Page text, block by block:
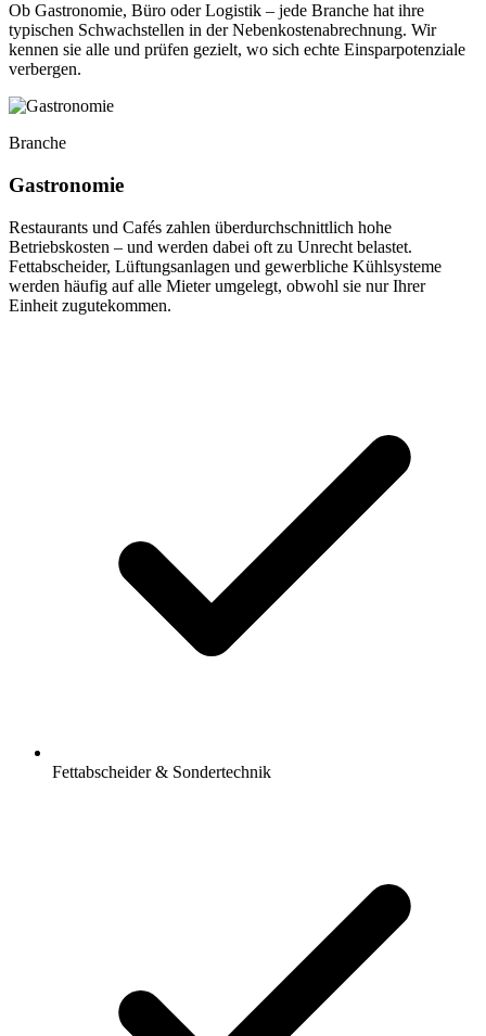
Ob Gastronomie, Büro oder Logistik – jede Branche hat ihre
typischen Schwachstellen in der Nebenkostenabrechnung. Wir
kennen sie alle und prüfen gezielt, wo sich echte Einsparpotenziale
verbergen.
Branche
Gastronomie
Restaurants und Cafés zahlen überdurchschnittlich hohe
Betriebskosten – und werden dabei oft zu Unrecht belastet.
Fettabscheider, Lüftungsanlagen und gewerbliche Kühlsysteme
werden häufig auf alle Mieter umgelegt, obwohl sie nur Ihrer
Einheit zugutekommen.
Fettabscheider & Sondertechnik